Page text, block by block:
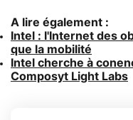
A lire également :
Intel : l'Internet des
que la mobilité
Intel cherche à
Composyt Light Labs